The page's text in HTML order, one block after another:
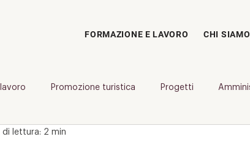
FORMAZIONE E LAVORO CHI SIAMO
Promozione turistica Progetti
di lettura: 2 min